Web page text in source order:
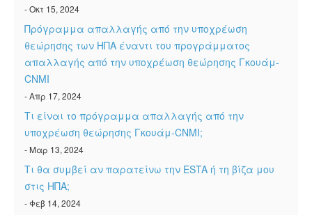
- Οκτ 15, 2024
Πρόγραμμα απαλλαγής από την υποχρέωση
θεώρησης των ΗΠΑ έναντι του προγράμματος
απαλλαγής από την υποχρέωση θεώρησης Γκουάμ-
CNMI
- Απρ 17, 2024
Τι είναι το πρόγραμμα απαλλαγής από την
υποχρέωση θεώρησης Γκουάμ-CNMI;
- Μαρ 13, 2024
Τι θα συμβεί αν παρατείνω την ESTA ή τη βίζα μου
στις ΗΠΑ;
- Φεβ 14, 2024